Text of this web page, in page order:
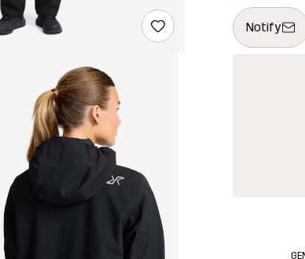
Notify
Deze knop
{{size}} niet